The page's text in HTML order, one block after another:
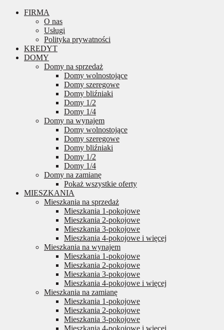
FIRMA
O nas
Usługi
Polityka prywatności
KREDYT
DOMY
Domy na sprzedaż
Domy wolnostojące
Domy szeregowe
Domy bliźniaki
Domy 1/2
Domy 1/4
Domy na wynajem
Domy wolnostojące
Domy szeregowe
Domy bliźniaki
Domy 1/2
Domy 1/4
Domy na zamianę
Pokaż wszystkie oferty
MIESZKANIA
Mieszkania na sprzedaż
Mieszkania 1-pokojowe
Mieszkania 2-pokojowe
Mieszkania 3-pokojowe
Mieszkania 4-pokojowe i więcej
Mieszkania na wynajem
Mieszkania 1-pokojowe
Mieszkania 2-pokojowe
Mieszkania 3-pokojowe
Mieszkania 4-pokojowe i więcej
Mieszkania na zamianę
Mieszkania 1-pokojowe
Mieszkania 2-pokojowe
Mieszkania 3-pokojowe
Mieszkania 4-pokojowe i więcej